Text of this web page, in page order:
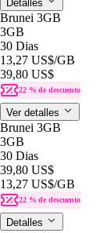
Detalles
Brunei 3GB
3GB
30 Dias
13,27 US$/GB
39,80 US$
22 % de descuento
Ver detalles
Brunei 3GB
3GB
30 Dias
39,80 US$
13,27 US$/GB
22 % de descuento
Detalles